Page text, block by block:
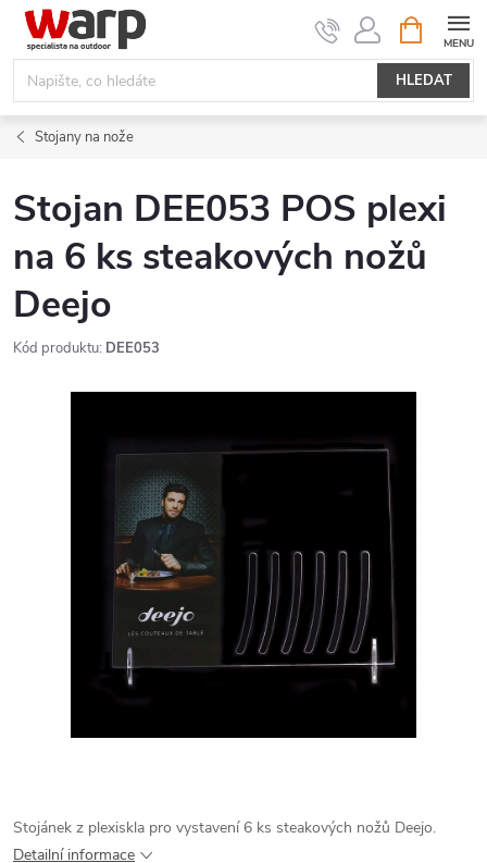
Přejít
obsah
HLEDAT
NÁKUPNÍ
KOŠÍK
Stojany na nože
Stojan DEE053 POS plexi
na 6 ks steakových nožů
Deejo
Kód produktu: DEE053
Stojánek z plexiskla pro vystavení 6 ks steakových nožů Deejo.
Detailní informace